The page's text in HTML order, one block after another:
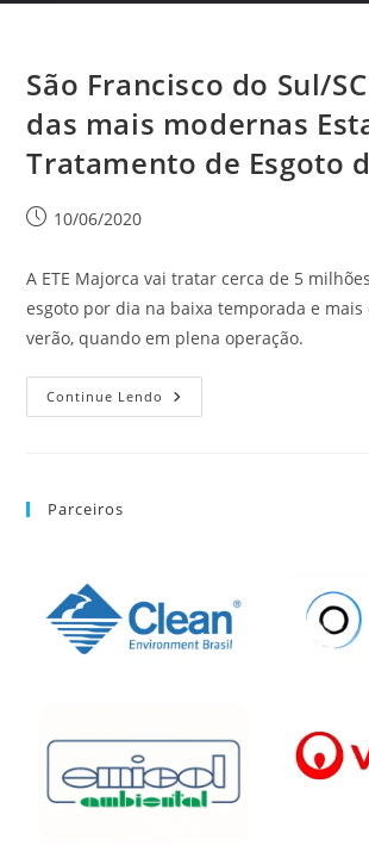
São Francisco do Sul/
das mais modernas
Tratamento de Esgoto
10/06/2020
A ETE Majorca vai tratar cerca de 5
esgoto por dia na baixa temporada e
verão, quando em plena operação.
Continue Lendo
Parceiros